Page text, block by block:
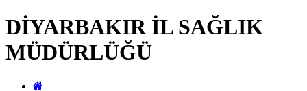
DİYARBAKIR İL SAĞLIK
MÜDÜRLÜĞÜ